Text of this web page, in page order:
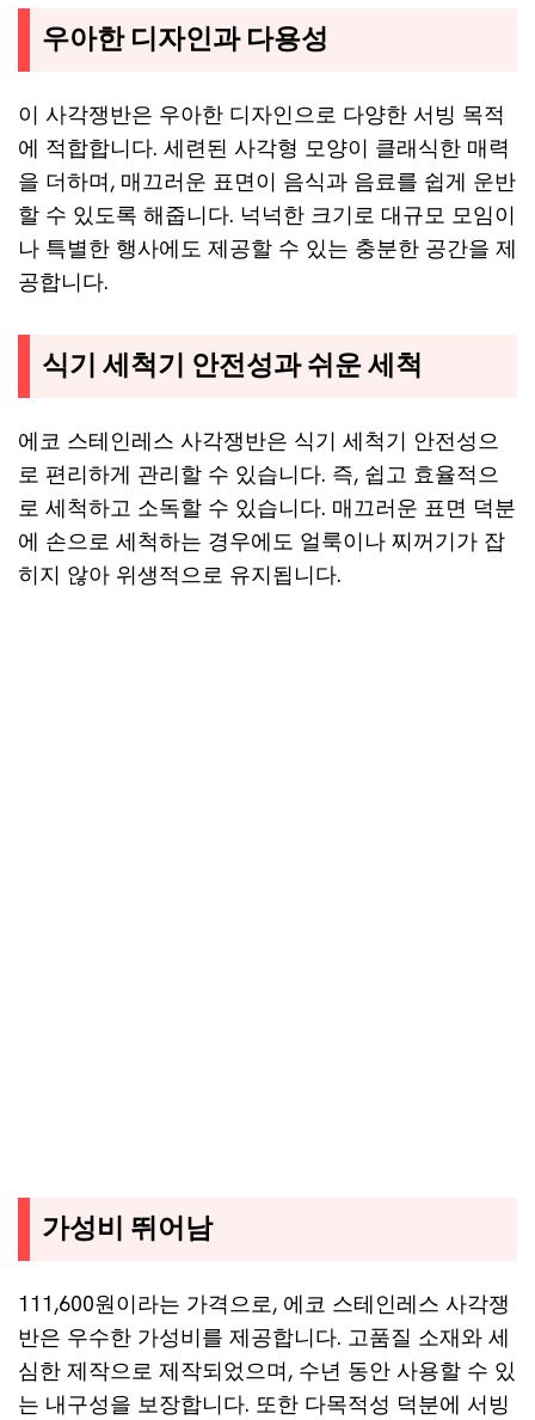
우아한 디자인과 다용성
이 사각쟁반은 우아한 디자인으로 다양한 서빙 목적
에 적합합니다. 세련된 사각형 모양이 클래식한 매력
을 더하며, 매끄러운 표면이 음식과 음료를 쉽게 운반
할 수 있도록 해줍니다. 넉넉한 크기로 대규모 모임이
나 특별한 행사에도 제공할 수 있는 충분한 공간을 제
공합니다.
식기 세척기 안전성과 쉬운 세척
에코 스테인레스 사각쟁반은 식기 세척기 안전성으
로 편리하게 관리할 수 있습니다. 즉, 쉽고 효율적으
로 세척하고 소독할 수 있습니다. 매끄러운 표면 덕분
에 손으로 세척하는 경우에도 얼룩이나 찌꺼기가 잡
히지 않아 위생적으로 유지됩니다.
가성비 뛰어남
111,600원이라는 가격으로, 에코 스테인레스 사각쟁
반은 우수한 가성비를 제공합니다. 고품질 소재와 세
심한 제작으로 제작되었으며, 수년 동안 사용할 수 있
는 내구성을 보장합니다. 또한 다목적성 덕분에 서빙